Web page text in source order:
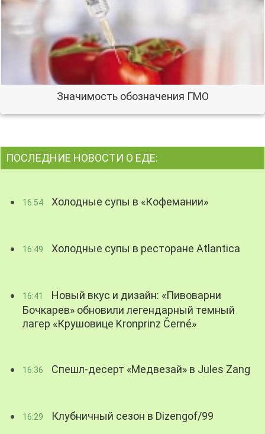
Значимость обозначения ГМО
ПОСЛЕДНИЕ НОВОСТИ О ЕДЕ:
16:54 Холодные супы в «Кофемании»
16:49 Холодные супы в ресторане Atlantica
16:41
Новый вкус и дизайн: «Пивоварни
Бочкарев» обновили легендарный темный
лагер «Крушовице Kronprinz Černé»
16:36 Спешл-десерт «Медвезай» в Jules Zang
16:29 Клубничный сезон в Dizengof/99